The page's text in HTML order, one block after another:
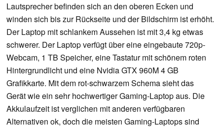
Lautsprecher befinden sich an den oberen Ecken und
winden sich bis zur Rückseite und der Bildschirm ist erhöht.
Der Laptop mit schlankem Aussehen ist mit 3,4 kg etwas
schwerer. Der Laptop verfügt über eine eingebaute 720p-
Webcam, 1 TB Speicher, eine Tastatur mit schönem roten
Hintergrundlicht und eine Nvidia GTX 960M 4 GB
Grafikkarte. Mit dem rot-schwarzem Schema sieht das
Gerät wie ein sehr hochwertiger Gaming-Laptop aus. Die
Akkulaufzeit ist verglichen mit anderen verfügbaren
Alternativen ok, doch die meisten Gaming-Laptops sind